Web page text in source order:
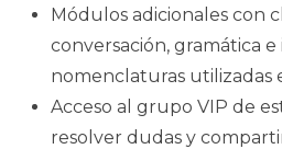
Módulos adicionales con
conversación, gramática
nomenclaturas utilizadas
Acceso al grupo VIP de
resolver dudas y